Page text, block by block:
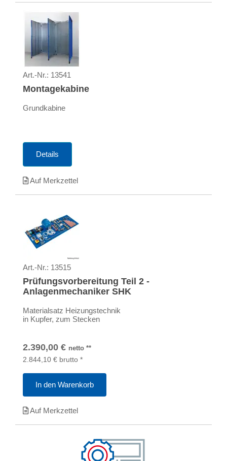
Art.-Nr.: 13541
Montagekabine
Grundkabine
Details
Auf Merkzettel
Art.-Nr.: 13515
Prüfungsvorbereitung Teil 2 -
Anlagenmechaniker SHK
Materialsatz Heizungstechnik
in Kupfer, zum Stecken
2.390,00 € netto **
2.844,10 € brutto *
In den Warenkorb
Auf Merkzettel